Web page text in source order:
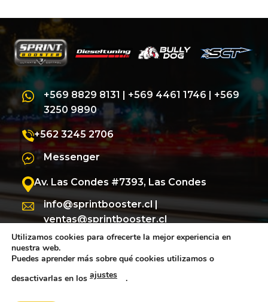
+569 8829 8131 | +569 4461 1746 | +569
3250 9890
+562 3245 2706
Messenger
Av. Las Condes #7393, Las Condes
info@sprintbooster.cl
ventas@sprintbooster.cl
Utilizamos cookies para ofrecerte la mejor experiencia en
nuestra web.
Puedes aprender más sobre qué cookies utilizamos o
desactivarlas en los ajustes .